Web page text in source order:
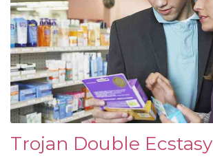
Trojan Double Ecstasy